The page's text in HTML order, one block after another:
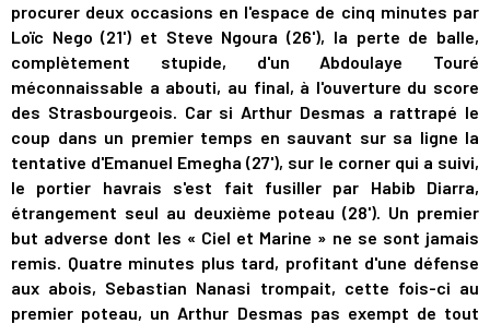
procurer deux occasions en l'espace de cinq minutes par
Loïc Nego (21') et Steve Ngoura (26'), la perte de balle,
complètement stupide, d'un Abdoulaye Touré
méconnaissable a abouti, au final, à l'ouverture du score
des Strasbourgeois. Car si Arthur Desmas a rattrapé le
coup dans un premier temps en sauvant sur sa ligne la
tentative d'Emanuel Emegha (27'), sur le corner qui a suivi,
le portier havrais s'est fait fusiller par Habib Diarra,
étrangement seul au deuxième poteau (28'). Un premier
but adverse dont les « Ciel et Marine » ne se sont jamais
remis. Quatre minutes plus tard, profitant d'une défense
aux abois, Sebastian Nanasi trompait, cette fois-ci au
premier poteau, un Arthur Desmas pas exempt de tout